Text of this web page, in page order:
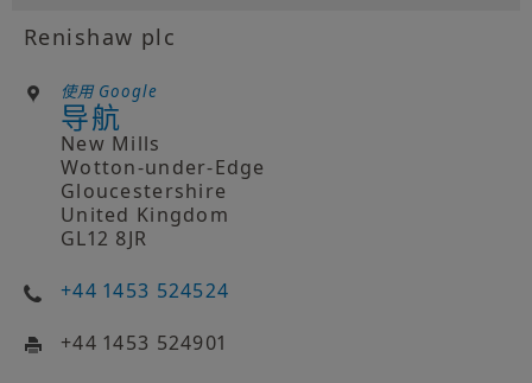
Renishaw plc
使用 Google
导航
New Mills
Wotton-under-Edge
Gloucestershire
United Kingdom
GL12 8JR
+44 1453 524524
+44 1453 524901